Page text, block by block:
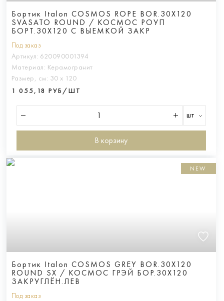
Бортик Italon COSMOS ROPE BOR.30X120
SVASATO ROUND / КОСМОС РОУП
БОРТ.30X120 С ВЫЕМКОЙ ЗАКР
Под заказ
Артикул: 620090001394
Материал: Керамогранит
Размер, см: 30 х 120
1 055,18 РУБ/ШТ
шт
В корзину
NEW
Бортик Italon COSMOS GREY BOR.30X120
ROUND SX / КОСМОС ГРЭЙ БОР.30X120
ЗАКРУГЛЁН.ЛЕВ
Под заказ